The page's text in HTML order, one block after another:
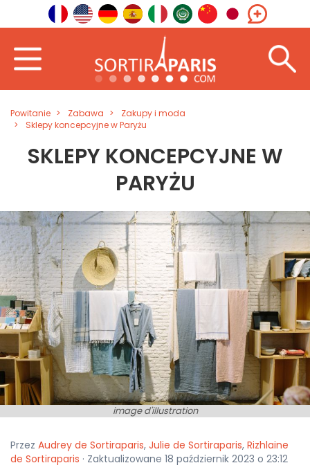
Powitanie Zabawa
Zakupy i moda
Sklepy koncepcyjne w Paryżu
SKLEPY KONCEPCYJNE W
PARYŻU
image d'illustration
Przez Audrey de Sortiraparis, Julie de Sortiraparis, Rizhlaine
de Sortiraparis · Zaktualizowane 18 październik 2023 o 23:12